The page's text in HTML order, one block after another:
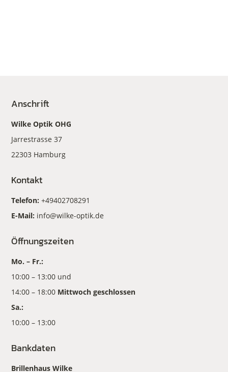
Anschrift
Wilke Optik OHG
Jarrestrasse 37
22303 Hamburg
Kontakt
Telefon:+49402708291
E-Mail: info@wilke-optik.de
Öffnungszeiten
Mo. – Fr.:
10:00 – 13:00 und
14:00 – 18:00 Mittwoch geschlossen
Sa.:
10:00 – 13:00
Bankdaten
Brillenhaus Wilke